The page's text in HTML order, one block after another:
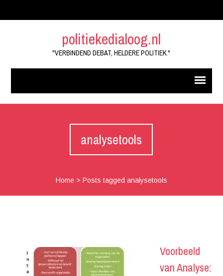
politiekedialoog.nl
"VERBINDEND DEBAT, HELDERE POLITIEK."
analysetools
Home> Posts tagged analysetools
Voorbeeld
van Analyse: